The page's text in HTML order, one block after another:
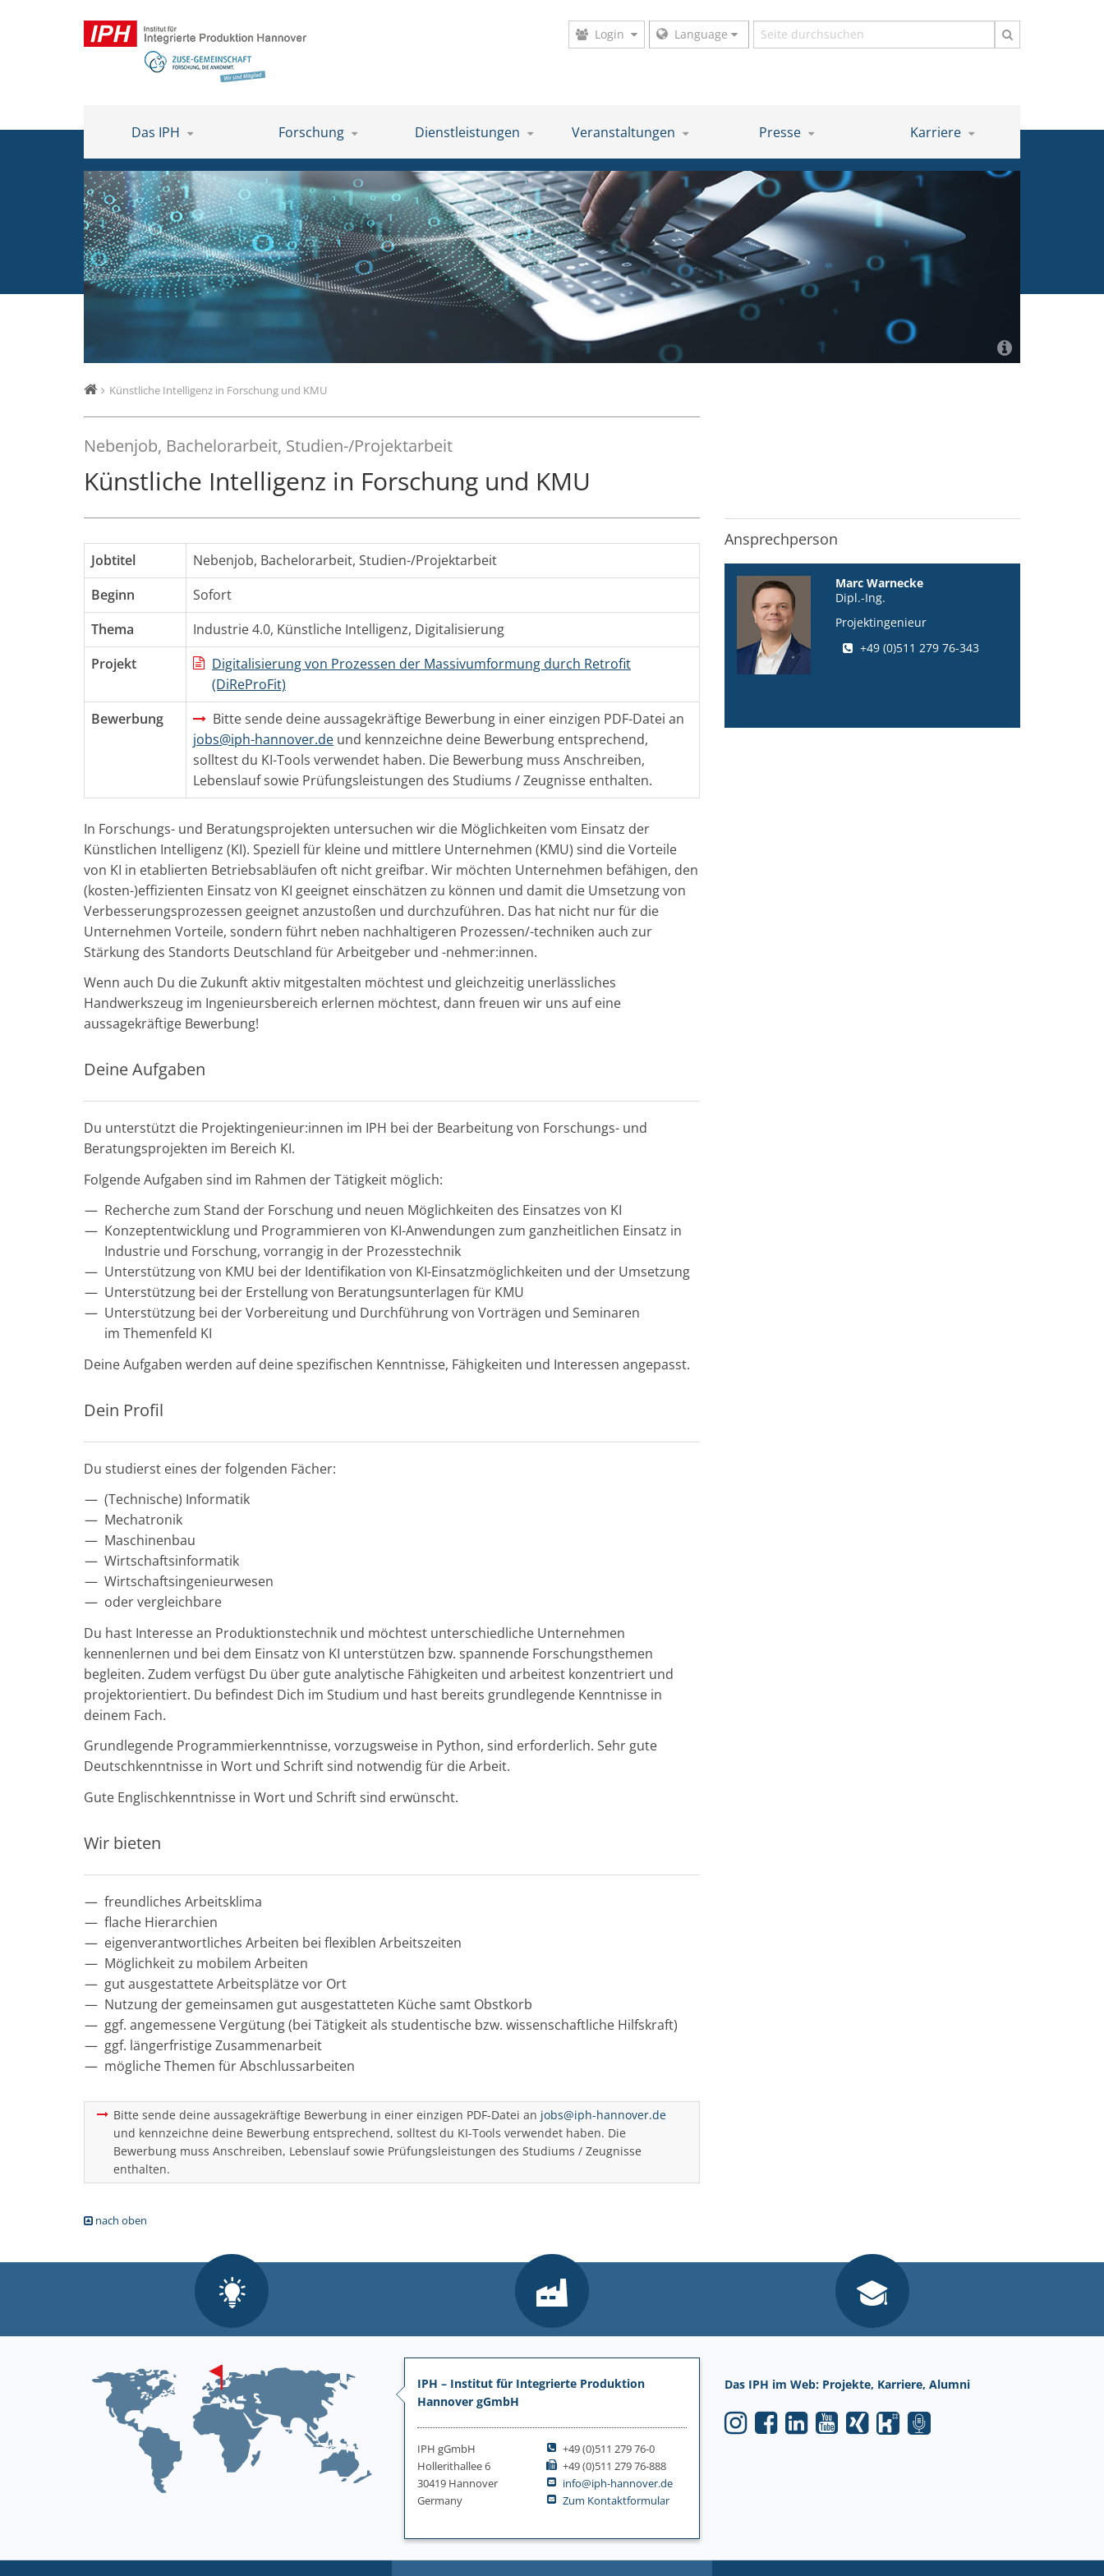
Login Language Suchbegriff
Das IPH Forschung Dienstleistungen Veranstaltungen Presse Karriere
Künstliche Intelligenz in Forschung und KMU
Nebenjob, Bachelorarbeit, Studien-/Projektarbeit
Künstliche Intelligenz in Forschung und KMU
Jobtitel
Nebenjob, Bachelorarbeit, Studien-/Projektarbeit
Beginn
Sofort
Thema
Industrie 4.0, Künstliche Intelligenz, Digitalisierung
Projekt
Digitalisierung von Prozessen der Massivumformung durch Retrofit
(DiReProFit)
Bewerbung
Bitte sende deine aussagekräftige Bewerbung in einer einzigen PDF-Datei an
jobs@iph-hannover.de und kennzeichne deine Bewerbung entsprechend,
solltest du KI-Tools verwendet haben. Die Bewerbung muss Anschreiben,
Lebenslauf sowie Prüfungsleistungen des Studiums / Zeugnisse enthalten.
In Forschungs- und Beratungsprojekten untersuchen wir die Möglichkeiten vom Einsatz der
Künstlichen Intelligenz (KI). Speziell für kleine und mittlere Unternehmen (KMU) sind die Vorteile
von KI in etablierten Betriebsabläufen oft nicht greifbar. Wir möchten Unternehmen befähigen, den
(kosten-)effizienten Einsatz von KI geeignet einschätzen zu können und damit die Umsetzung von
Verbesserungsprozessen geeignet anzustoßen und durchzuführen. Das hat nicht nur für die
Unternehmen Vorteile, sondern führt neben nachhaltigeren Prozessen/-techniken auch zur
Stärkung des Standorts Deutschland für Arbeitgeber und -nehmer:innen.
Wenn auch Du die Zukunft aktiv mitgestalten möchtest und gleichzeitig unerlässliches
Handwerkszeug im Ingenieursbereich erlernen möchtest, dann freuen wir uns auf eine
aussagekräftige Bewerbung!
Deine Aufgaben
Du unterstützt die Projektingenieur:innen im IPH bei der Bearbeitung von Forschungs- und
Beratungsprojekten im Bereich KI.
Folgende Aufgaben sind im Rahmen der Tätigkeit möglich:
Recherche zum Stand der Forschung und neuen Möglichkeiten des Einsatzes von KI
Konzeptentwicklung und Programmieren von KI-Anwendungen zum ganzheitlichen Einsatz in
Industrie und Forschung, vorrangig in der Prozesstechnik
Unterstützung von KMU bei der Identifikation von KI-Einsatzmöglichkeiten und der Umsetzung
Unterstützung bei der Erstellung von Beratungsunterlagen für KMU
Unterstützung bei der Vorbereitung und Durchführung von Vorträgen und Seminaren
im Themenfeld KI
Deine Aufgaben werden auf deine spezifischen Kenntnisse, Fähigkeiten und Interessen angepasst.
Dein Profil
Du studierst eines der folgenden Fächer:
(Technische) Informatik
Mechatronik
Maschinenbau
Wirtschaftsinformatik
Wirtschaftsingenieurwesen
oder vergleichbare
Du hast Interesse an Produktionstechnik und möchtest unterschiedliche Unternehmen
kennenlernen und bei dem Einsatz von KI unterstützen bzw. spannende Forschungsthemen
begleiten. Zudem verfügst Du über gute analytische Fähigkeiten und arbeitest konzentriert und
projektorientiert. Du befindest Dich im Studium und hast bereits grundlegende Kenntnisse in
deinem Fach.
Grundlegende Programmierkenntnisse, vorzugsweise in Python, sind erforderlich. Sehr gute
Deutschkenntnisse in Wort und Schrift sind notwendig für die Arbeit.
Gute Englischkenntnisse in Wort und Schrift sind erwünscht.
Wir bieten
freundliches Arbeitsklima
flache Hierarchien
eigenverantwortliches Arbeiten bei flexiblen Arbeitszeiten
Möglichkeit zu mobilem Arbeiten
gut ausgestattete Arbeitsplätze vor Ort
Nutzung der gemeinsamen gut ausgestatteten Küche samt Obstkorb
ggf. angemessene Vergütung (bei Tätigkeit als studentische bzw. wissenschaftliche Hilfskraft)
ggf. längerfristige Zusammenarbeit
mögliche Themen für Abschlussarbeiten
Bitte sende deine aussagekräftige Bewerbung in einer einzigen PDF-Datei an jobs@iph-hannover.de
und kennzeichne deine Bewerbung entsprechend, solltest du KI-Tools verwendet haben. Die
Bewerbung muss Anschreiben, Lebenslauf sowie Prüfungsleistungen des Studiums / Zeugnisse
enthalten.
Ansprechperson
Marc Warnecke
Dipl.-Ing.
Projektingenieur
+49 (0)511 279 76-343
nach oben
IPH – Institut für Integrierte Produktion
Hannover gGmbH
IPH gGmbH
Hollerithallee 6
30419 Hannover
Germany
+49 (0)511 279 76-0
+49 (0)511 279 76-888
info@iph-hannover.de
Zum Kontaktformular
Das IPH im Web: Projekte, Karriere, Alumni